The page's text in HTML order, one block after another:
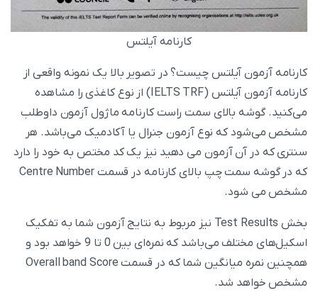
کارنامه آیلتس
کارنامه آزمون آیلتس چیست؟ در تصویر بالا یک نمونه واقعی از
کارنامه آزمون آیلتس (IELTS TRF) از نوع کاغذی را مشاهده
می‌کنید. گوشه بالای سمت راست کارنامه ماژول آزمون داوطلب
مشخص می‌شود که نوع آزمون جنرال یا آکادمیک می‌باشد. هر
سنتری که در آن آزمون می‌ دهید نیز یک کد مختص به خود را دارد
که در گوشه سمت چپ بالای کارنامه در قسمت Centre Number
مشخص می‌ شود.
بخش Test Results نیز مربوط به نتایج آزمون شما به تفکیک
اسکیل‌های مختلف می‌باشد که نمره‌ای بین 0 تا 9 خواهد بود و
همچنین نمره میانگین شما که در قسمت Overall band Score
مشخص خواهد شد.